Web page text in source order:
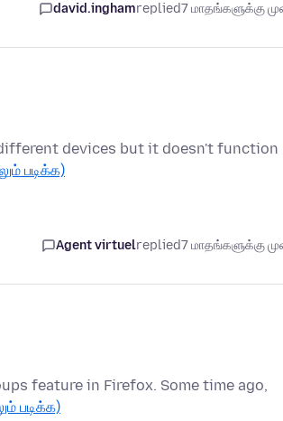
david.inghamreplied7 மாதங்களுக்கு
devices but it doesn't function
படிக்க)
Agent virtuelreplied7 மாதங்களுக்கு
feature in Firefox. Some time ago,
படிக்க)